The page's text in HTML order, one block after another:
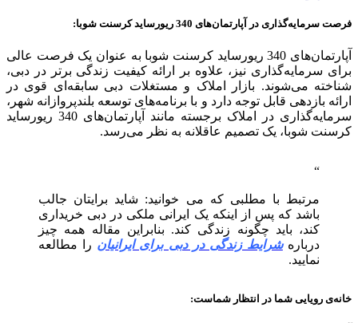
فرصت سرمایه‌گذاری در آپارتمان‌های 340 ریورساید کرسنت شوبا:
آپارتمان‌های 340 ریورساید کرسنت شوبا به عنوان یک فرصت عالی
برای سرمایه‌گذاری نیز، علاوه بر ارائه کیفیت زندگی برتر در دبی،
شناخته می‌شوند. بازار املاک و مستغلات دبی سابقه‌ای قوی در
ارائه بازدهی قابل توجه دارد و با برنامه‌های توسعه بلندپروازانه شهر،
سرمایه‌گذاری در املاک برجسته مانند آپارتمان‌های 340 ریورساید
کرسنت شوبا، یک تصمیم عاقلانه به نظر می‌رسد.
مرتبط با مطلبی که می خوانید: شاید برایتان جالب
باشد که پس از اینکه یک ایرانی ملکی در دبی خریداری
کند، باید چگونه زندگی کند. بنابراین مقاله همه چیز
دربارهشرایط زندگی در دبی برای ایرانیان را مطالعه
نمایید.
خانه‌ی رویایی شما در انتظار شماست: